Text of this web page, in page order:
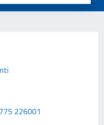
226001